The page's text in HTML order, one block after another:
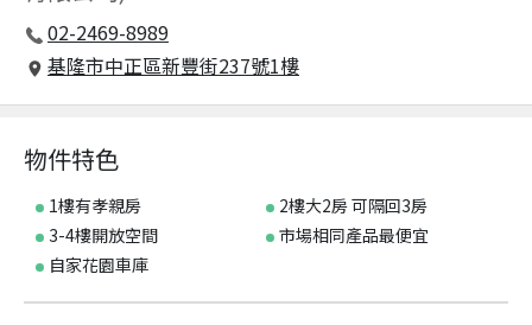
02-2469-8989
基隆市中正區新豐街237號1樓
物件特色
1樓有孝親房
2樓大2房 可隔回3房
3-4樓開放空間
市場相同產品最便宜
自家花園車庫